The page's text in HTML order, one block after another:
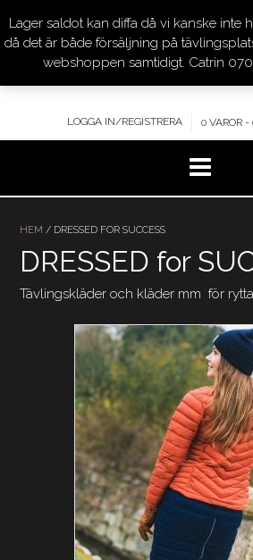
innehåll
KVALITET – KOMPETENS
LOGGA IN/REGISTRERA 0 VAROR -
HEM / DRESSED FOR SUCCESS
DRESSED for
Tävlingskläder och kläder mm för
Lager saldot kan diffa då vi kanske inte
då det är både försäljning på
webshoppen samtidigt. Catrin